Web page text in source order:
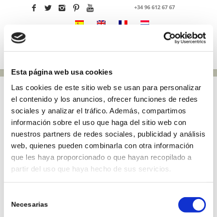
Esta página web usa cookies
Las cookies de este sitio web se usan para personalizar
el contenido y los anuncios, ofrecer funciones de redes
sociales y analizar el tráfico. Además, compartimos
información sobre el uso que haga del sitio web con
nuestros partners de redes sociales, publicidad y análisis
web, quienes pueden combinarla con otra información
que les haya proporcionado o que hayan recopilado a
partir del uso que haya hecho de sus servicios.
Necesarias
+34 96 612 67 67
WIJ HEBBEN UW E-
MAIL ONTVANGEN